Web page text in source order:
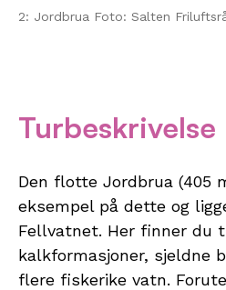
2: Jordbrua Foto: Salten
Turbeskrivelse
Den flotte Jordbrua (405
eksempel på dette og
Fellvatnet. Her finner du
kalkformasjoner, sjeldne
flere fiskerike vatn.